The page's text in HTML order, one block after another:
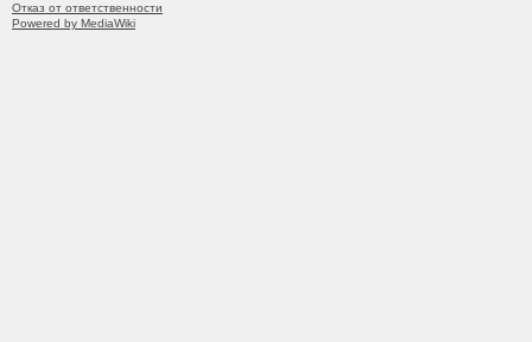
Отказ от ответственности
Powered by MediaWiki